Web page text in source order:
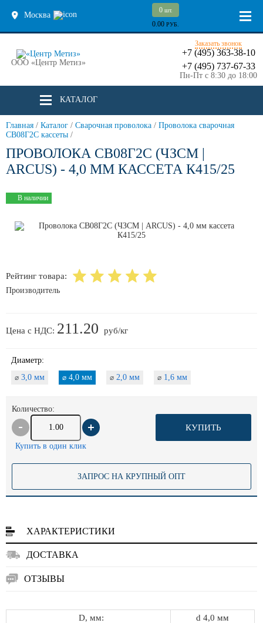
Москва
0 шт.
0.00 РУБ.
ООО «Центр Метиз»
Заказать звонок
+7 (495) 363-38-10
+7 (495) 737-67-33
Пн-Пт с 8:30 до 18:00
КАТАЛОГ
Главная / Каталог / Сварочная проволока / Проволока сварочная
СВ08Г2С кассеты /
ПРОВОЛОКА СВ08Г2С (ЧЗСМ |
ARCUS) - 4,0 ММ КАССЕТА К415/25
В наличии
Рейтинг товара:
Производитель
Цена с НДС: 211.20 руб/кг
Диаметр:
⌀ 3,0 мм ⌀ 4,0 мм ⌀ 2,0 мм ⌀ 1,6 мм
Количество:
КУПИТЬ
Купить в один клик
ЗАПРОС НА КРУПНЫЙ ОПТ
ХАРАКТЕРИСТИКИ
ДОСТАВКА
ОТЗЫВЫ
D, мм:
d 4,0 мм